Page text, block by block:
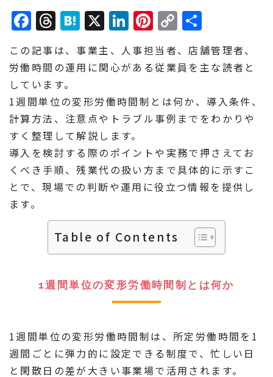
Facebook
Threads
Hatena
X LinkedIn
Pinterest
Copy
Link
有
この記事は、事業主、人事担当者、店舗管理者、
労働時間の運用に関心がある従業員を主な読者と
しています。
1週間単位の変形労働時間制とは何か、導入条件、
計算方法、注意点やトラブル事例までをわかりや
すく整理して解説します。
導入を検討する際のポイントや実務で押さえてお
くべき手順、残業代の扱い方まで具体的に示すこ
とで、現場での判断や運用に役立つ情報を提供し
ます。
Table of Contents
1週間単位の変形労働時間制とは何か
1週間単位の変形労働時間制は、所定労働時間を1
週間ごとに弾力的に設定できる制度で、忙しい日
と閑散日の差が大きい事業場で活用されます。